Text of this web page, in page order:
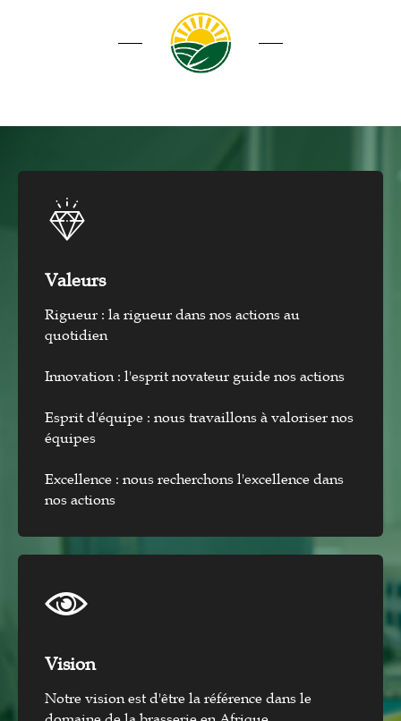
Valeurs
Rigueur : la rigueur dans nos actions au
quotidien
Innovation : l'esprit novateur guide nos actions
Esprit d'équipe : nous travaillons à valoriser nos
équipes
Excellence : nous recherchons l'excellence dans
nos actions
Vision​
Notre vision est d'être la référence dans le